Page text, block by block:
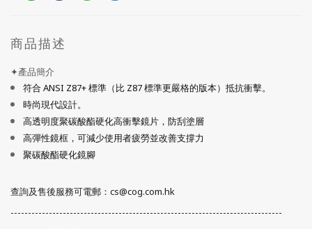
商品描述
✦產品簡介
符合 ANSI Z87+ 標準（比 Z87 標準更嚴格的版本）抵抗衝擊。
時尚現代設計。
高透明度聚碳酸酯硬化高衝擊鏡片，防刮塗層
高彈性鏡框，可減少使用者疲勞並改善支撐力
聚碳酸酯硬化鏡腳
查詢及售後服務可電郵：cs@cog.com.hk
------------------------------------------------------------------------------